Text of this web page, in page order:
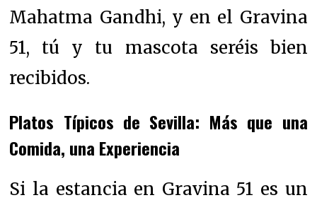
Mahatma Gandhi, y en el Gravina
51, tú y tu mascota seréis bien
recibidos.
Platos Típicos de Sevilla: Más que una
Comida, una Experiencia
Si la estancia en Gravina 51 es un